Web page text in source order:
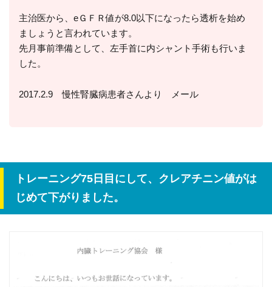
主治医から、eＧＦＲ値が8.0以下になったら透析を始め
ましょうと言われています。
先月事前準備として、左手首に内シャント手術も行いま
した。
2017.2.9 慢性腎臓病患者さんより メール
トレーニング75日目にして、クレアチニン値がは
じめて下がりました。